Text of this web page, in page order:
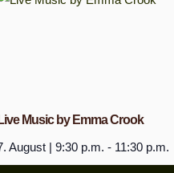
Live Music by Emma Crook
August | 9:30 p.m. - 11:30 p.m.